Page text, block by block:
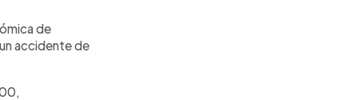
de
accidente de